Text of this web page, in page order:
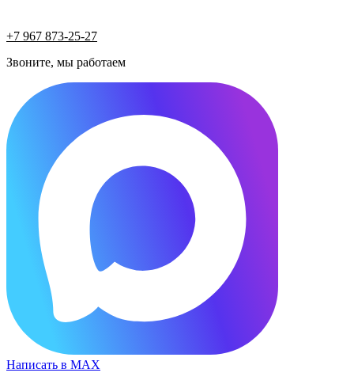
+7 967 873-25-27
Звоните, мы работаем
Написать в MAX